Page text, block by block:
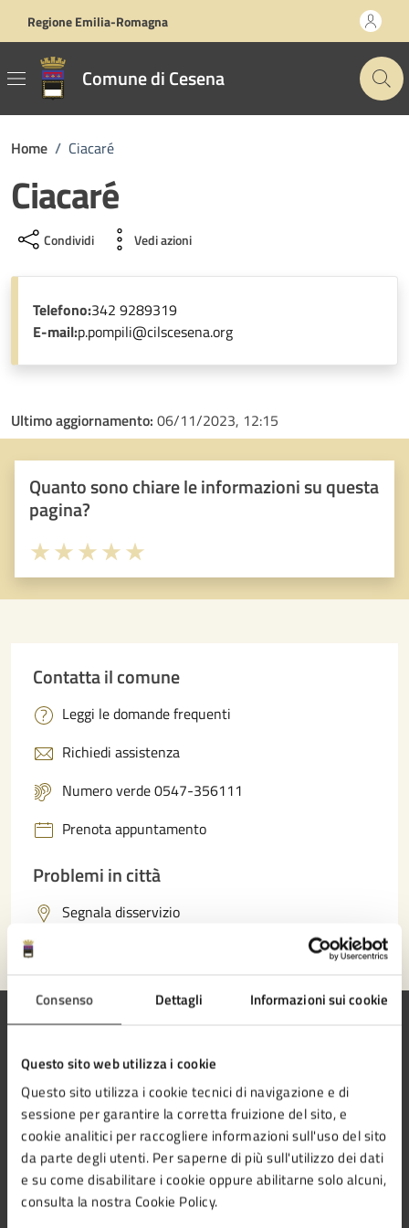
Consenso Dettagli Informazioni sui cookie
Questo sito web utilizza i cookie
Questo sito utilizza i cookie tecnici di navigazione e di
sessione per garantire la corretta fruizione del sito, e
cookie analitici per raccogliere informazioni sull'uso del sito
da parte degli utenti. Per saperne di più sull'utilizzo dei dati
e su come disabilitare i cookie oppure abilitarne solo alcuni,
consulta la nostra Cookie Policy.
Regione Emilia-Romagna
Comune di Cesena
Home / Ciacaré
Ciacaré
Condividi Vedi azioni
Telefono:‭342 9289319‬
E-mail:p.pompili@cilscesena.org
Ultimo aggiornamento: 06/11/2023, 12:15
Quanto sono chiare le informazioni su questa
pagina?
Valuta 5 stelle su 5
Valuta 4 stelle su 5
Valuta 3 stelle su 5
Valuta 2 stelle su 5
Valuta 1 stelle su 5
Contatta il comune
Leggi le domande frequenti
Richiedi assistenza
Numero verde 0547-356111
Prenota appuntamento
Problemi in città
Segnala disservizio
Comune di Cesena
AMMINISTRAZIONE